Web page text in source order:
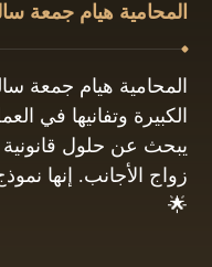
المحامية هيام جمعة
المحامية هيام جمعة
الكبيرة وتفانيها في
يبحث عن حلول
زواج الأجانب. إنها
🌟